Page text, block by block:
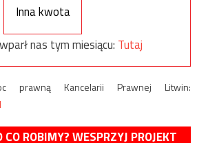
Inna kwota
nas tym miesiącu: Tutaj
prawną Kancelarii Prawnej Litwin:
ROBIMY? WESPRZYJ PROJEKT